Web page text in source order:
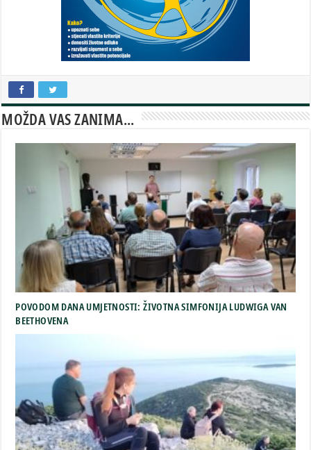
MOŽDA VAS ZANIMA...
POVODOM DANA UMJETNOSTI: ŽIVOTNA SIMFONIJA LUDWIGA VAN
BEETHOVENA